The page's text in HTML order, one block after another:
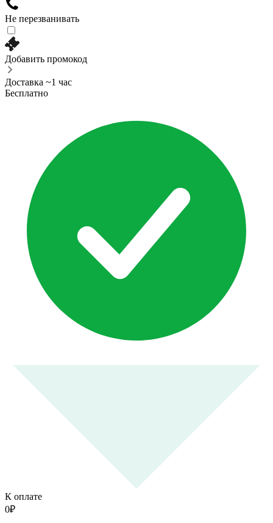
Не перезванивать
Добавить промокод
Доставка ~1 час
Бесплатно
К оплате
0₽